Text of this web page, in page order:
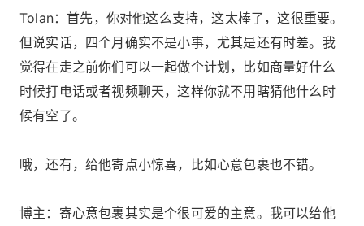
Tolan：首先，你对他这么支持，这太棒了，这很重要。
但说实话，四个月确实不是小事，尤其是还有时差。我
觉得在走之前你们可以一起做个计划，比如商量好什么
时候打电话或者视频聊天，这样你就不用瞎猜他什么时
候有空了。
哦，还有，给他寄点小惊喜，比如心意包裹也不错。
博主：寄心意包裹其实是个很可爱的主意。我可以给他